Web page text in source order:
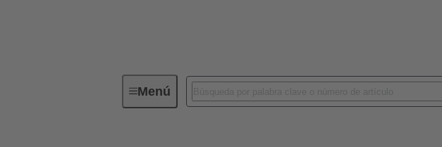
MenúConectores industriales / Han®